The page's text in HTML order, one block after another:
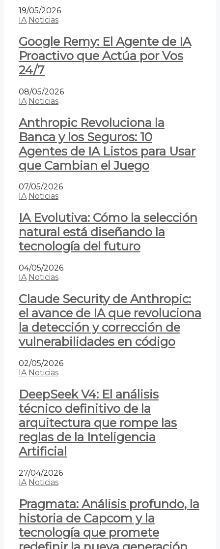
19/05/2026
IA Noticias
Google Remy: El Agente de IA
Proactivo que Actúa por Vos
24/7
08/05/2026
IA Noticias
Anthropic Revoluciona la
Banca y los Seguros: 10
Agentes de IA Listos para Usar
que Cambian el Juego
07/05/2026
IA Noticias
IA Evolutiva: Cómo la selección
natural está diseñando la
tecnología del futuro
04/05/2026
IA Noticias
Claude Security de Anthropic:
el avance de IA que revoluciona
la detección y corrección de
vulnerabilidades en código
02/05/2026
IA Noticias
DeepSeek V4: El análisis
técnico definitivo de la
arquitectura que rompe las
reglas de la Inteligencia
Artificial
27/04/2026
IA Noticias
Pragmata: Análisis profundo, la
historia de Capcom y la
tecnología que promete